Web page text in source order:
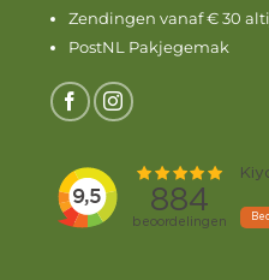
Zendingen vanaf € 30
PostNL Pakjegemak